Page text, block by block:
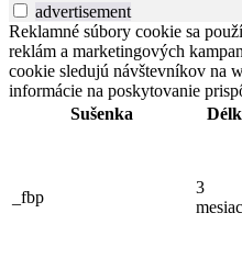
advertisement
Reklamné súbory cookie sa
reklám a marketingových
cookie sledujú návštevníkov na
informácie na poskytovanie
Sušenka
_fbp
3